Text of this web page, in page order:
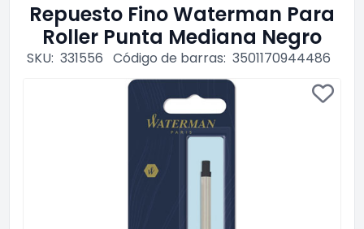
Repuesto Fino Waterman Para
Roller Punta Mediana Negro
SKU: 331556 Código de barras: 3501170944486